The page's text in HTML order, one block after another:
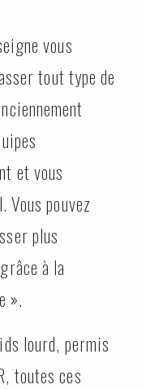
vous
tout type de
et vous
Vous pouvez
plus
à la
».
lourd, permis
toutes ces